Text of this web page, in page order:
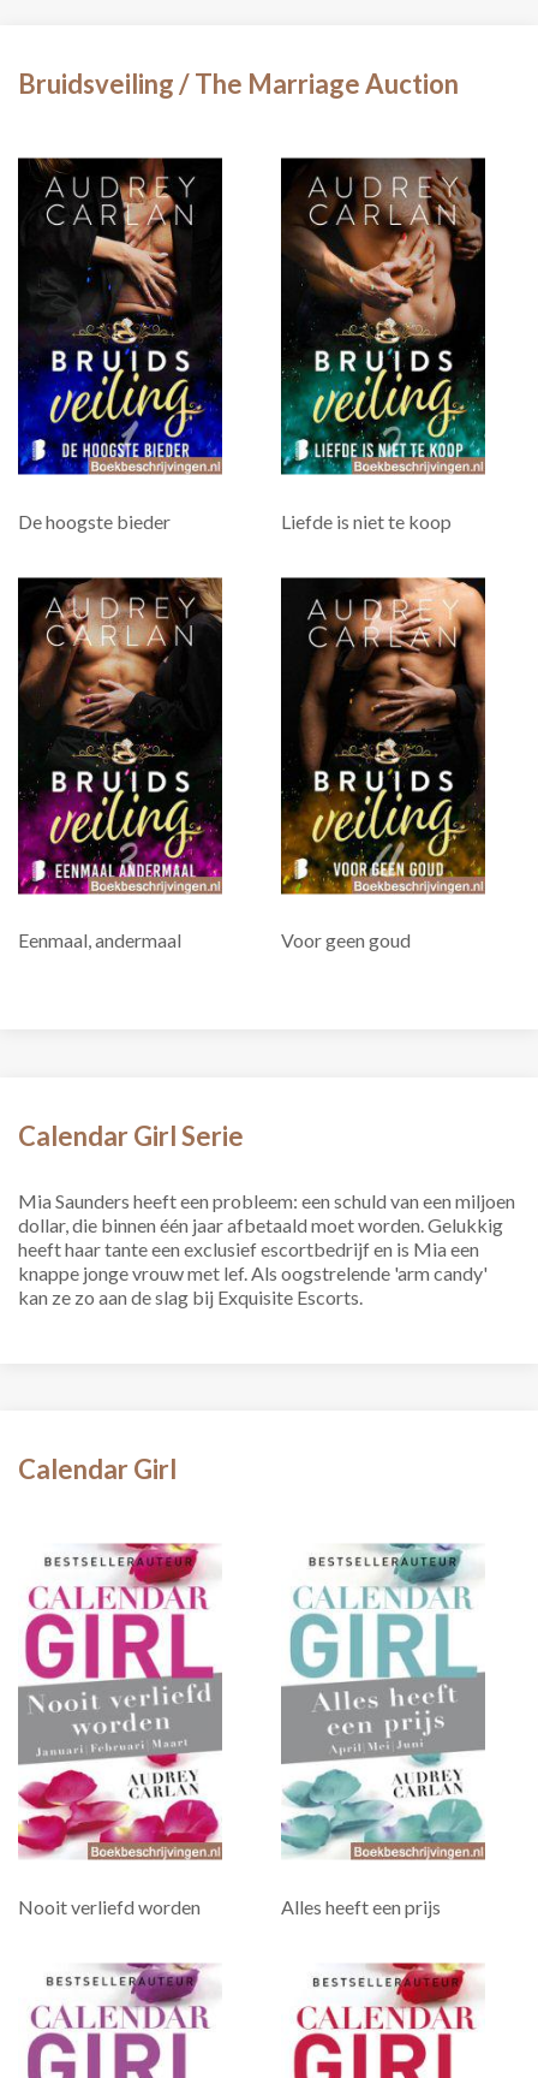
Bruidsveiling / The Marriage Auction
De hoogste bieder Liefde is niet te koop
Eenmaal, andermaal Voor geen goud
Calendar Girl Serie
Mia Saunders heeft een probleem: een schuld van een miljoen
dollar, die binnen één jaar afbetaald moet worden. Gelukkig
heeft haar tante een exclusief escortbedrijf en is Mia een
knappe jonge vrouw met lef. Als oogstrelende 'arm candy'
kan ze zo aan de slag bij Exquisite Escorts.
Calendar Girl
Nooit verliefd worden Alles heeft een prijs